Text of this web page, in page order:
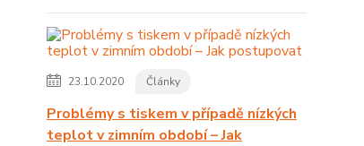
23.10.2020 Články
Problémy s tiskem v případě nízkých
teplot v zimním období – Jak